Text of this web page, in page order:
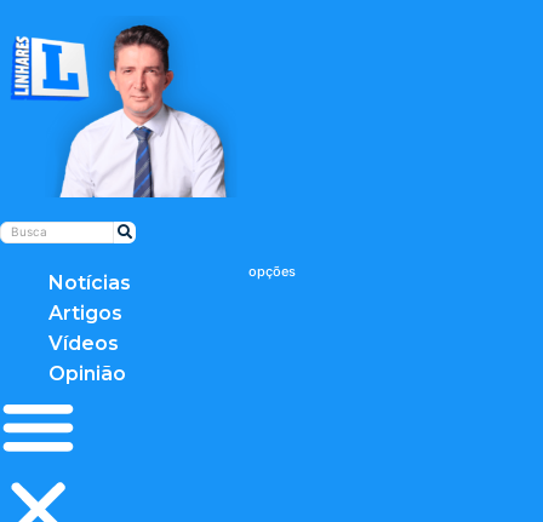
Notícias
Artigos
Vídeos
Opinião